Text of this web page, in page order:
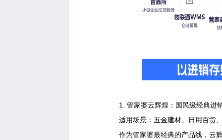
1. 管家婆云辉煌：国民级经典进
适用场景：五金建材、日用百货
作为管家婆最经典的产品线，云